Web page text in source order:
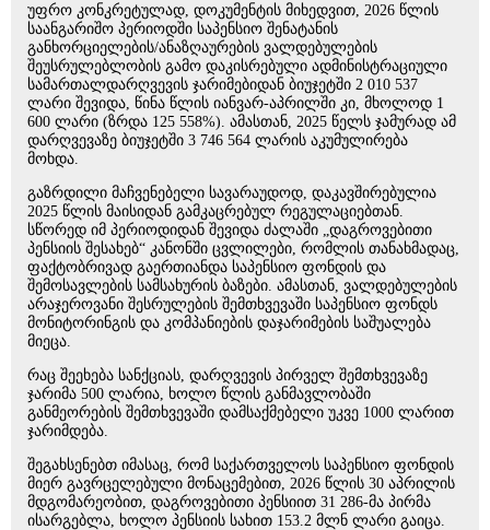
უფრო კონკრეტულად, დოკუმენტის მიხედვით, 2026 წლის
საანგარიშო პერიოდში საპენსიო შენატანის
განხორციელების/ანაზღაურების ვალდებულების
შეუსრულებლობის გამო დაკისრებული ადმინისტრაციული
სამართალდარღვევის ჯარიმებიდან ბიუჯეტში 2 010 537
ლარი შევიდა, წინა წლის იანვარ-აპრილში კი, მხოლოდ 1
600 ლარი (ზრდა 125 558%). ამასთან, 2025 წელს ჯამურად ამ
დარღვევაზე ბიუჯეტში 3 746 564 ლარის აკუმულირება
მოხდა.
გაზრდილი მაჩვენებელი სავარაუდოდ, დაკავშირებულია
2025 წლის მაისიდან გამკაცრებულ რეგულაციებთან.
სწორედ იმ პერიოდიდან შევიდა ძალაში „დაგროვებითი
პენსიის შესახებ“ კანონში ცვლილები, რომლის თანახმადაც,
ფაქტობრივად გაერთიანდა საპენსიო ფონდის და
შემოსავლების სამსახურის ბაზები. ამასთან, ვალდებულების
არაჯეროვანი შესრულების შემთხვევაში საპენსიო ფონდს
მონიტორინგის და კომპანიების დაჯარიმების საშუალება
მიეცა.
რაც შეეხება სანქციას, დარღვევის პირველ შემთხვევაზე
ჯარიმა 500 ლარია, ხოლო წლის განმავლობაში
განმეორების შემთხვევაში დამსაქმებელი უკვე 1000 ლარით
ჯარიმდება.
შეგახსენებთ იმასაც, რომ საქართველოს საპენსიო ფონდის
მიერ გავრცელებული მონაცემებით, 2026 წლის 30 აპრილის
მდგომარეობით, დაგროვებითი პენსიით 31 286-მა პირმა
ისარგებლა, ხოლო პენსიის სახით 153.2 მლნ ლარი გაიცა.